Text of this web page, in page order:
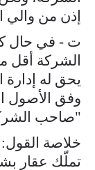
إذن من والي
ت - في حال
يحق له
وفق الأصول
"صاحب
خلاصة
تملّك عقار